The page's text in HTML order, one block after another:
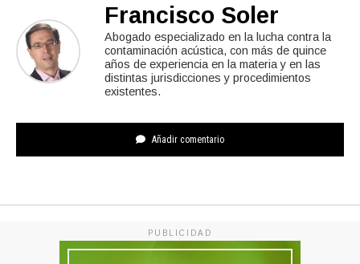
Francisco Soler
Abogado especializado en la lucha contra la
contaminación acústica, con más de quince
años de experiencia en la materia y en las
distintas jurisdicciones y procedimientos
existentes.
Añadir comentario
PUBLICIDAD